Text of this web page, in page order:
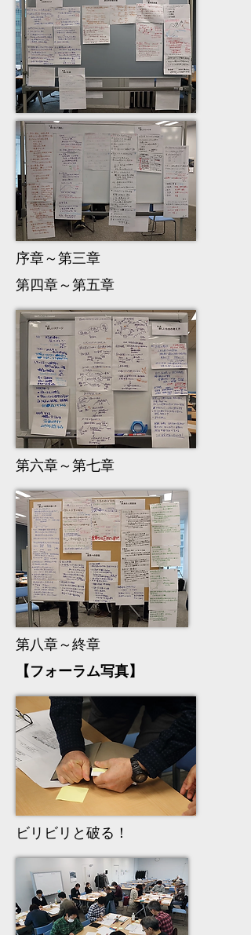
序章～第三章
第四章～第五章
第六章～第七章
第八章～終章
【フォーラム写真】
ビリビリと破る！